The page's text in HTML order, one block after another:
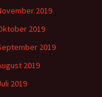
2019
2019
2019
2019
2019